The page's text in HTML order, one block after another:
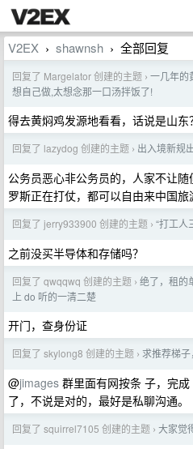
V2EX › shawnsh › 全部回复
回复了 Margelator 创建的主题 › 一几年的
想自己做,太想念那一口汤拌饭了!
得去黄焖鸡发源地看看，话说是山东
回复了 lazydog 创建的主题 › 出入境新规
公务员恶心非公务员的，人家不让
罗斯正在打仗，都可以自由来中国旅
回复了 jerry933900 创建的主题 › “打工人
之前没买半导体和存储吗？
回复了 qwqqwq 创建的主题 › 绝了，租的
上 do 听的一清二楚
开门，查身份证
回复了 skylong8 创建的主题 › 求推荐梯
@jimages 群里面有网按条 子，完
了，不说是对的，最好是私聊沟通。
回复了 squirrel7105 创建的主题 › 大家觉